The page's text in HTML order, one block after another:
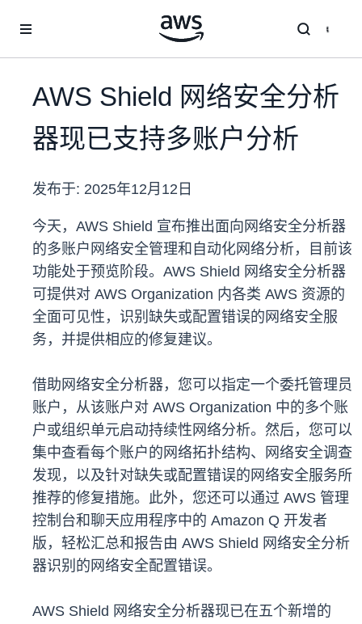
AWS Shield 网络安全分析
器现已支持多账户分析
发布于: 2025年12月12日
今天，AWS Shield 宣布推出面向网络安全分析器
的多账户网络安全管理和自动化网络分析，目前该
功能处于预览阶段。AWS Shield 网络安全分析器
可提供对 AWS Organization 内各类 AWS 资源的
全面可见性，识别缺失或配置错误的网络安全服
务，并提供相应的修复建议。
借助网络安全分析器，您可以指定一个委托管理员
账户，从该账户对 AWS Organization 中的多个账
户或组织单元启动持续性网络分析。然后，您可以
集中查看每个账户的网络拓扑结构、网络安全调查
发现，以及针对缺失或配置错误的网络安全服务所
推荐的修复措施。此外，您还可以通过 AWS 管理
控制台和聊天应用程序中的 Amazon Q 开发者
版，轻松汇总和报告由 AWS Shield 网络安全分析
器识别的网络安全配置错误。
AWS Shield 网络安全分析器现已在五个新增的